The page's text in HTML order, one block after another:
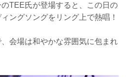
TEE氏が登場すると、この日の
ングソングをリング上で熱唱！
会場は和やかな雰囲気に包まれ